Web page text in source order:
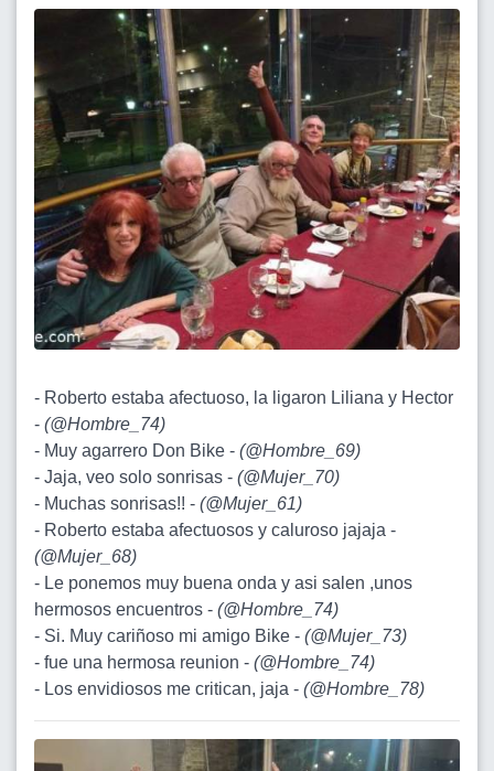
- Roberto estaba afectuoso, la ligaron Liliana y Hector
- (@Hombre_74)
- Muy agarrero Don Bike - (@Hombre_69)
- Jaja, veo solo sonrisas - (@Mujer_70)
- Muchas sonrisas!! - (@Mujer_61)
- Roberto estaba afectuosos y caluroso jajaja -
(@Mujer_68)
- Le ponemos muy buena onda y asi salen ,unos
hermosos encuentros - (@Hombre_74)
- Si. Muy cariñoso mi amigo Bike - (@Mujer_73)
- fue una hermosa reunion - (@Hombre_74)
- Los envidiosos me critican, jaja - (@Hombre_78)